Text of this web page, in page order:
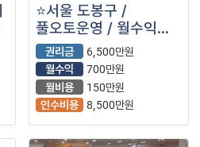
⭐서울 도봉구 /
풀오토운영 / 월수익
700만원 / 주거상권에
자리잡고있는 ＂
백억커피＂⭐
권리금
6,500만원
월수익
700만원
월비용
150만원
인수비용 8,500만원